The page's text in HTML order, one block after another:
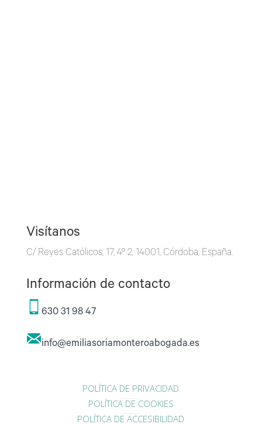
Visítanos
C/ Reyes Católicos, 17, 4º 2, 14001, Córdoba, España.
Información de contacto
630 31 98 47
info@emiliasoriamonteroabogada.es
POLÍTICA DE PRIVACIDAD
POLÍTICA DE COOKIES
POLÍTICA DE ACCESIBILIDAD